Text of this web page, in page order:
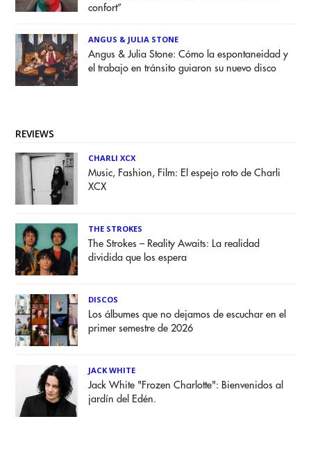
confort”
ANGUS & JULIA STONE
Angus & Julia Stone: Cómo la espontaneidad y
el trabajo en tránsito guiaron su nuevo disco
REVIEWS
CHARLI XCX
Music, Fashion, Film: El espejo roto de Charli
XCX
THE STROKES
The Strokes – Reality Awaits: La realidad
dividida que los espera
DISCOS
Los álbumes que no dejamos de escuchar en el
primer semestre de 2026
JACK WHITE
Jack White "Frozen Charlotte": Bienvenidos al
jardín del Edén.